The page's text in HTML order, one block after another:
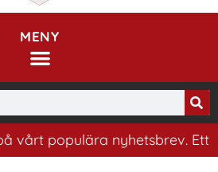
MENY
populära nyhetsbrev. Ett